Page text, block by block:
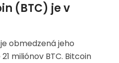
(BTC) je v
obmedzená jeho
miliónov BTC. Bitcoin